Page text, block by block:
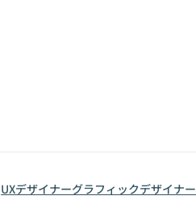
UXデザイナーグラフィックデザイナー